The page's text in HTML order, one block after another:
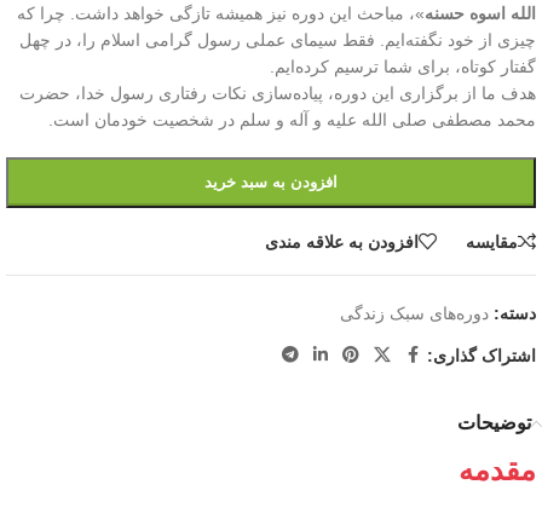
الله اسوه حسنه»، مباحث این دوره نیز همیشه تازگی خواهد داشت. چرا که
چیزی از خود نگفته‌ایم. فقط سیمای عملی رسول گرامی اسلام را، در چهل
گفتار کوتاه، برای شما ترسیم کرده‌ایم.
هدف ما از برگزاری این دوره، پیاده‌سازی نکات رفتاری رسول خدا، حضرت
محمد مصطفی صلی الله علیه و آله و سلم در شخصیت خودمان است.
افزودن به سبد خرید
مقايسه افزودن به علاقه مندی
دسته: دوره‌های سبک زندگی
اشتراک گذاری:
توضیحات
مقدمه